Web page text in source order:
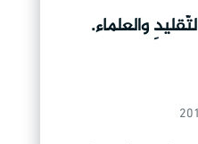
والعلماء.